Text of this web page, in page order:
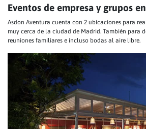
Eventos de empresa y grupos
Asdon Aventura cuenta con 2 ubicaciones para
muy cerca de la ciudad de Madrid. También para
reuniones familiares e incluso bodas al aire libre.